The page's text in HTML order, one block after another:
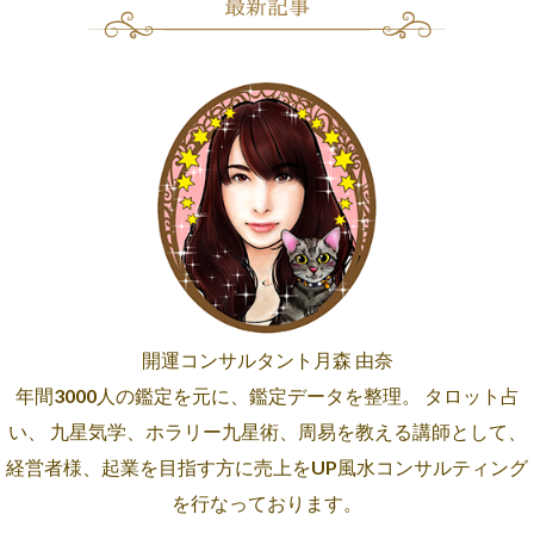
開運コンサルタント月森 由奈
年間3000人の鑑定を元に、鑑定データを整理。 タロット占
い、 九星気学、ホラリー九星術、周易を教える講師として、
経営者様、起業を目指す方に売上をUP風水コンサルティング
を行なっております。